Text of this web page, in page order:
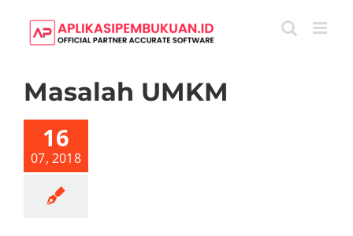
content
Masalah UMKM
16
07, 2018
yang
UKM